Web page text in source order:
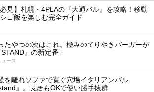
必見】札幌・4PLAの『大通バル』を攻略！移動
ゴ飯を楽しむ完全ガイド
たやつの次はこれ。極みのてりやきバーガーが
STAND』の新定番！
ース
を離れソファで寛ぐ穴場イタリアンバル
』。長居もOKで使い勝手抜群